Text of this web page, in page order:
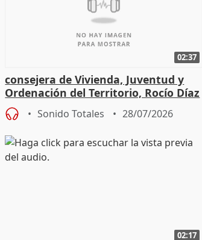
02:37
consejera de Vivienda, Juventud y
Ordenación del Territorio, Rocío Díaz
Sonido Totales 28/07/2026
02:17